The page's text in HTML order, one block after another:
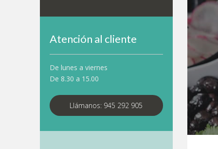
Atención al cliente
De lunes a viernes
De 8.30 a 15.00
Llámanos: 945 292 905